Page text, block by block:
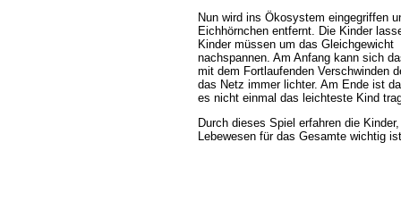
Nun wird ins Ökosystem eingegriffen
Eichhörnchen entfernt. Die Kinder
Kinder müssen um das
nachspannen. Am Anfang kann sich
mit dem Fortlaufenden Verschwinden
das Netz immer lichter. Am Ende ist
es nicht einmal das leichteste Kind
Durch dieses Spiel erfahren die
Lebewesen für das Gesamte wichtig